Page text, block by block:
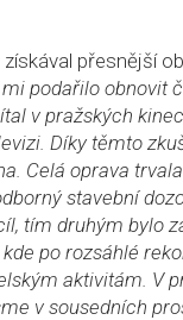
přesnější
podařilo obnovit
v pražských
Díky těmto
Celá oprava
stavební
tím druhým bylo
po rozsáhlé
aktivitám. V
v sousedních